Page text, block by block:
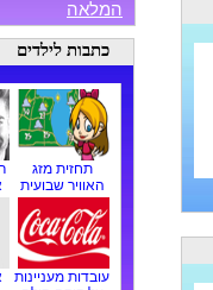
המלאה
כתבות לילדים
תחזית מזג
האוויר שבועית
עובדות מעניינות